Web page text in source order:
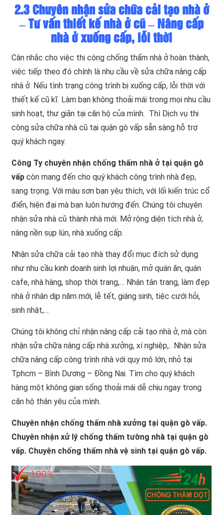
2.3 Chuyên nhận sửa chữa cải tạo nhà ở
– Tư vấn thiết kế nhà ở cũ – Nâng cấp
nhà ở xuống cấp, lỗi thời
Cân nhắc cho việc thi công chống thấm nhà ở hoàn thành,
việc tiếp theo đó chính là nhu cầu về sửa chữa nâng cấp
nhà ở. Nếu tình trạng công trình bị xuống cấp, lỗi thời với
thiết kế cũ kĩ. Làm bạn không thoải mái trong mọi nhu cầu
sinh hoạt, thư giãn tại căn hộ của mình. Thì Dịch vụ thi
công sửa chữa nhà cũ tại quận gò vấp sẵn sàng hỗ trợ
quý khách ngay.
Công Ty chuyên nhận chống thấm nhà ở tại quận gò
vấp còn mang đến cho quý khách công trình nhà đẹp,
sang trọng. Với màu sơn bạn yêu thích, với lối kiến trúc cổ
điển, hiện đại mà bạn luôn hướng đến. Chúng tôi chuyên
nhận sửa nhà cũ thành nhà mới. Mở rộng diện tích nhà ở,
nâng nền sụp lún, nhà xuống cấp.
Nhận sửa chữa cải tạo nhà thay đổi mục đích sử dụng
như nhu cầu kinh doanh sinh lợi nhuận, mở quán ăn, quán
cafe, nhà hàng, shop thời trang,… Nhận tân trang, làm đẹp
nhà ở nhân dịp năm mới, lễ tết, giáng sinh, tiệc cưới hỏi,
sinh nhật,…
Chúng tôi không chỉ nhận nâng cấp cải tạo nhà ở, mà còn
nhận sửa chữa nâng cấp nhà xưởng, xí nghiệp,.. Nhận sửa
chữa nâng cấp công trình nhà với quy mô lớn, nhỏ tại
Tphcm – Bình Dương – Đồng Nai. Tìm cho quý khách
hàng một không gian sống thoải mái dễ chịu ngay trong
căn hộ thân yêu của mình.
Chuyên nhận chống thấm nhà xưởng tại quận gò vấp.
Chuyên nhận xử lý chống thấm tường nhà tại quận gò
vấp. Chuyên chống thấm nhà vệ sinh tại quận gò vấp.